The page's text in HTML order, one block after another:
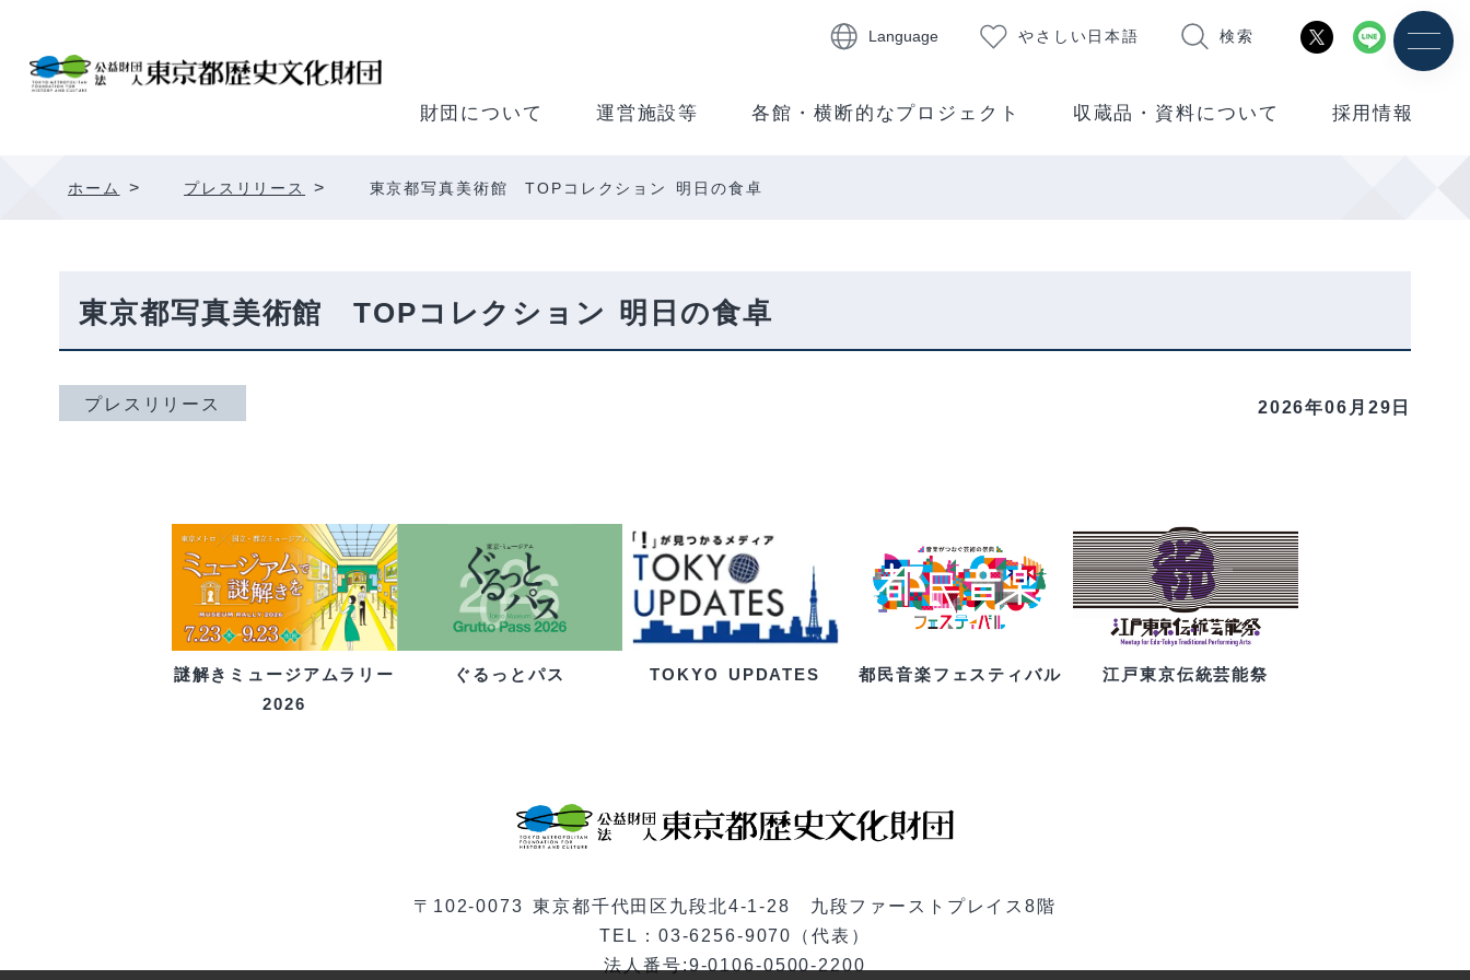
Language やさしい日本語 検索
財団について 運営施設等 各館・横断的なプロジェクト 収蔵品・資料について 採用情報
ホーム > プレスリリース > 東京都写真美術館 TOPコレクション 明日の食卓
東京都写真美術館 TOPコレクション 明日の食卓
プレスリリース 2026年06月29日
謎解きミュージアムラリー
2026
ぐるっとパス TOKYO UPDATES 都民音楽フェスティバル 江戸東京伝統芸能祭
〒102-0073 東京都千代田区九段北4-1-28 九段ファーストプレイス8階
TEL：03-6256-9070（代表）
法人番号:9-0106-0500-2200